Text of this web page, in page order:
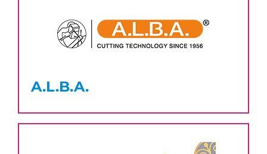
A.L.B.A.